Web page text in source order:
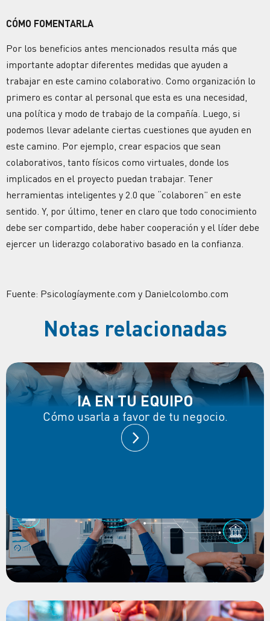
CÓMO FOMENTARLA
Por los beneficios antes mencionados resulta más que
importante adoptar diferentes medidas que ayuden a
trabajar en este camino colaborativo. Como organización lo
primero es contar al personal que esta es una necesidad,
una política y modo de trabajo de la compañía. Luego, si
podemos llevar adelante ciertas cuestiones que ayuden en
este camino. Por ejemplo, crear espacios que sean
colaborativos, tanto físicos como virtuales, donde los
implicados en el proyecto puedan trabajar. Tener
herramientas inteligentes y 2.0 que “colaboren” en este
sentido. Y, por último, tener en claro que todo conocimiento
debe ser compartido, debe haber cooperación y el líder debe
ejercer un liderazgo colaborativo basado en la confianza.
Fuente: Psicologíaymente.com y Danielcolombo.com
Notas relacionadas
IA EN TU EQUIPO
Cómo usarla a favor de tu negocio.